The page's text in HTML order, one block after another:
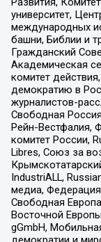
университет,
международных
башни, Библии и
Гражданский
Академическая
комитет
демократию в
журналистов-
Свободная
Рейн-Вестфалия,
комитет России,
Libres, Союз за
IndustriALL,
медиа, Федерация
Свободная
Восточной
gGmbH,